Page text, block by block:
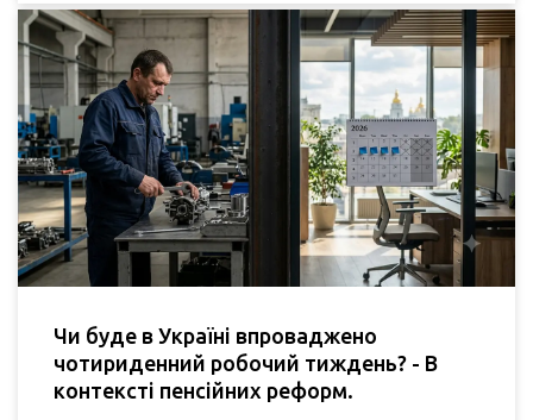
Чи буде в Україні впроваджено
чотириденний робочий тиждень? - В
контексті пенсійних реформ.